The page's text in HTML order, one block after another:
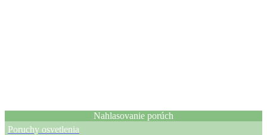
Nahlasovanie porúch
Poruchy osvetlenia